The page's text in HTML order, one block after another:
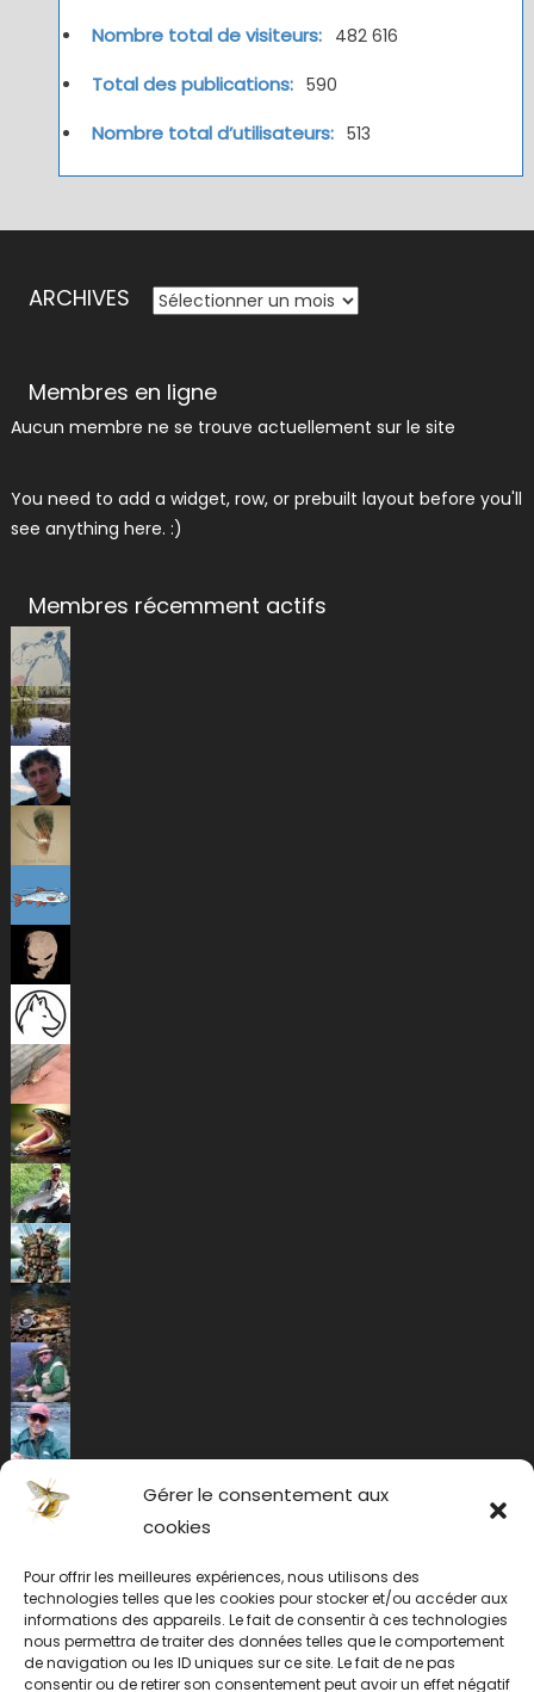
Gérer le consentement aux
cookies
Pour offrir les meilleures expériences, nous utilisons des
technologies telles que les cookies pour stocker et/ou accéder aux
informations des appareils. Le fait de consentir à ces technologies
nous permettra de traiter des données telles que le comportement
de navigation ou les ID uniques sur ce site. Le fait de ne pas
consentir ou de retirer son consentement peut avoir un effet négatif
Nombre total de visiteurs: 482 616
Total des publications: 590
Nombre total d’utilisateurs: 513
ARCHIVES ARCHIVES
Membres en ligne
Aucun membre ne se trouve actuellement sur le site
You need to add a widget, row, or prebuilt layout before you'll
see anything here. :)
Membres récemment actifs